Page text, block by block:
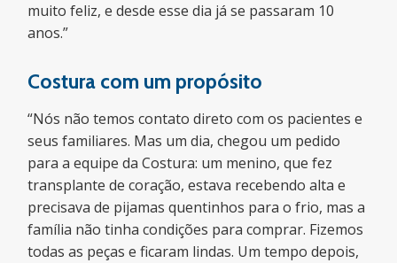
muito feliz, e desde esse dia já se passaram 10
anos.”
Costura com um propósito
“Nós não temos contato direto com os pacientes e
seus familiares. Mas um dia, chegou um pedido
para a equipe da Costura: um menino, que fez
transplante de coração, estava recebendo alta e
precisava de pijamas quentinhos para o frio, mas a
família não tinha condições para comprar. Fizemos
todas as peças e ficaram lindas. Um tempo depois,